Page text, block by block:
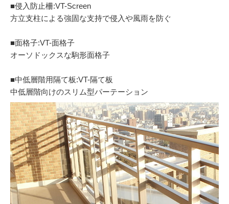
■侵入防止柵:VT-Screen
方立支柱による強固な支持で侵入や風雨を防ぐ
■面格子:VT-面格子
オーソドックスな駒形面格子
■中低層階用隔て板:VT-隔て板
中低層階向けのスリム型パーテーション